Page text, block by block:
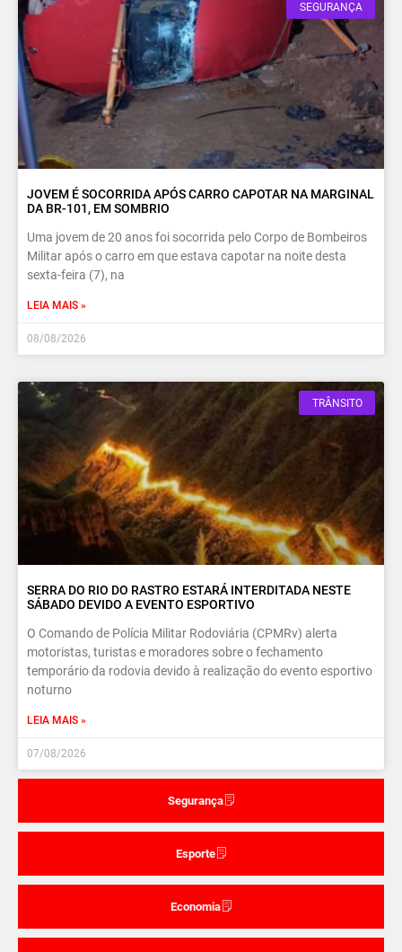
Segurança
Esporte
Economia
SEGURANÇA
JOVEM É SOCORRIDA APÓS CARRO CAPOTAR NA MARGINAL
DA BR-101, EM SOMBRIO
Uma jovem de 20 anos foi socorrida pelo Corpo de Bombeiros
Militar após o carro em que estava capotar na noite desta
sexta-feira (7), na
LEIA MAIS »
08/08/2026
TRÂNSITO
SERRA DO RIO DO RASTRO ESTARÁ INTERDITADA NESTE
SÁBADO DEVIDO A EVENTO ESPORTIVO
O Comando de Polícia Militar Rodoviária (CPMRv) alerta
motoristas, turistas e moradores sobre o fechamento
temporário da rodovia devido à realização do evento esportivo
noturno
LEIA MAIS »
07/08/2026